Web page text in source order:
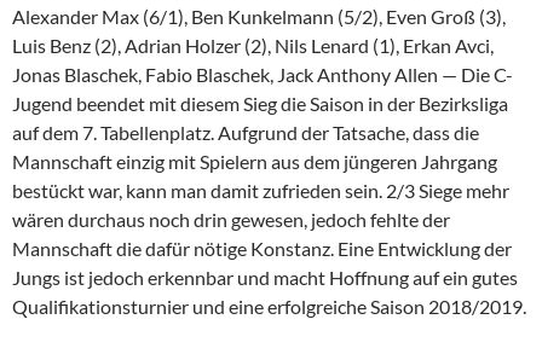
Alexander Max (6/1), Ben Kunkelmann (5/2), Even Groß (3),
Luis Benz (2), Adrian Holzer (2), Nils Lenard (1), Erkan Avci,
Jonas Blaschek, Fabio Blaschek, Jack Anthony Allen — Die C-
Jugend beendet mit diesem Sieg die Saison in der Bezirksliga
auf dem 7. Tabellenplatz. Aufgrund der Tatsache, dass die
Mannschaft einzig mit Spielern aus dem jüngeren Jahrgang
bestückt war, kann man damit zufrieden sein. 2/3 Siege mehr
wären durchaus noch drin gewesen, jedoch fehlte der
Mannschaft die dafür nötige Konstanz. Eine Entwicklung der
Jungs ist jedoch erkennbar und macht Hoffnung auf ein gutes
Qualifikationsturnier und eine erfolgreiche Saison 2018/2019.